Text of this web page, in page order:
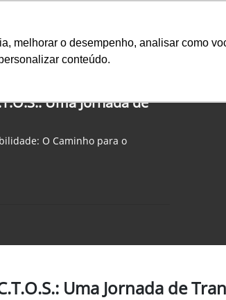
melhorar o desempenho, analisar como
conteúdo.
Seminovos
Uma Jornada de
O Caminho para o
Uma Jornada de